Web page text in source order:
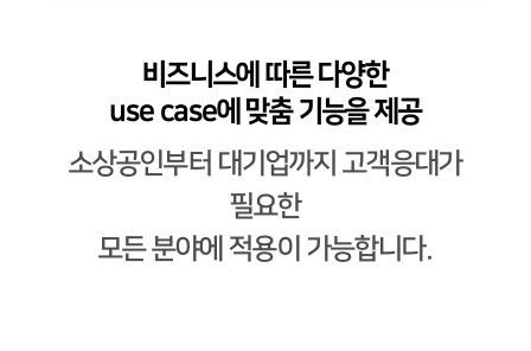
비즈니스에 따른 다양한
use case에 맞춤 기능을 제공
소상공인부터 대기업까지 고객응대가
필요한
모든 분야에 적용이 가능합니다.